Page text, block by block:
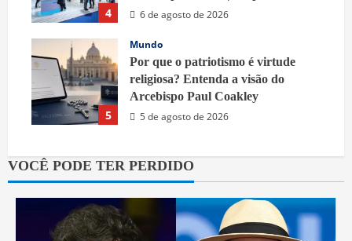
4
6 de agosto de 2026
5
Mundo
Por que o patriotismo é virtude
religiosa? Entenda a visão do
Arcebispo Paul Coakley
5 de agosto de 2026
VOCÊ PODE TER PERDIDO